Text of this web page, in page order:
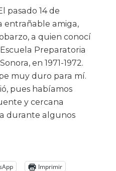
pasado 14 de
entrañable amiga,
a quien conocí
Preparatoria
en 1971-1972.
muy duro para mí.
pues habíamos
y cercana
durante algunos
Imprimir